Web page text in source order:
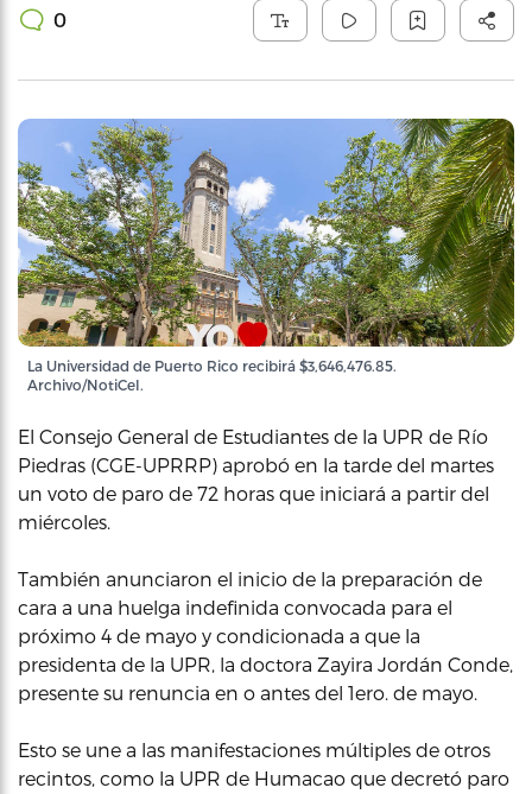
0
La Universidad de Puerto Rico recibirá $3,646,476.85.
Archivo/NotiCel.
El Consejo General de Estudiantes de la UPR de Río
Piedras (CGE-UPRRP) aprobó en la tarde del martes
un voto de paro de 72 horas que iniciará a partir del
miércoles.
También anunciaron el inicio de la preparación de
cara a una huelga indefinida convocada para el
próximo 4 de mayo y condicionada a que la
presidenta de la UPR, la doctora Zayira Jordán Conde,
presente su renuncia en o antes del 1ero. de mayo.
Esto se une a las manifestaciones múltiples de otros
recintos, como la UPR de Humacao que decretó paro